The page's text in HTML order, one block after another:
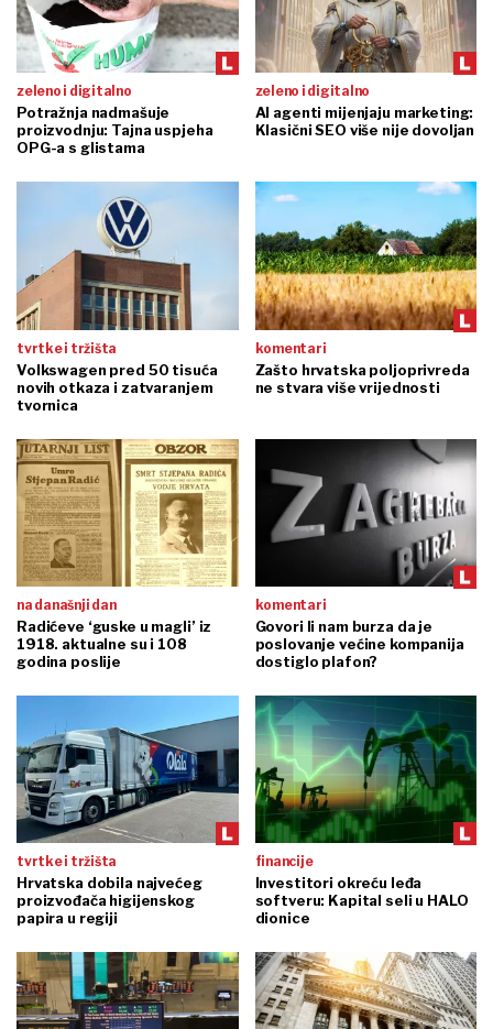
zeleno i digitalno
Potražnja nadmašuje
proizvodnju: Tajna uspjeha
OPG-a s glistama
zeleno i digitalno
AI agenti mijenjaju marketing:
Klasični SEO više nije dovoljan
tvrtke i tržišta
Volkswagen pred 50 tisuća
novih otkaza i zatvaranjem
tvornica
komentari
Zašto hrvatska poljoprivreda
ne stvara više vrijednosti
na današnji dan
Radićeve ‘guske u magli’ iz
1918. aktualne su i 108
godina poslije
komentari
Govori li nam burza da je
poslovanje većine kompanija
dostiglo plafon?
tvrtke i tržišta
Hrvatska dobila najvećeg
proizvođača higijenskog
papira u regiji
financije
Investitori okreću leđa
softveru: Kapital seli u HALO
dionice